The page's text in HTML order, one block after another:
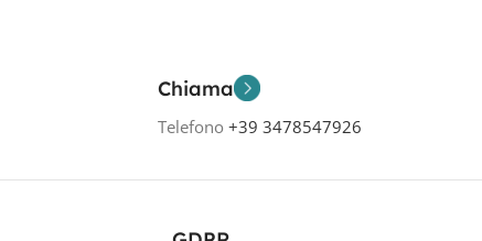
Chiama
Telefono +39 3478547926